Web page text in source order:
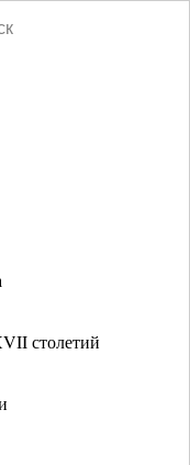
столетий